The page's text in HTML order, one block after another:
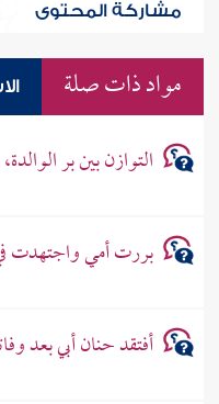
مشاركة المحتوى
مواد ذات صلة
التوازن بين بر
بررت أمي واجتهدت
أفتقد حنان أبي بعد